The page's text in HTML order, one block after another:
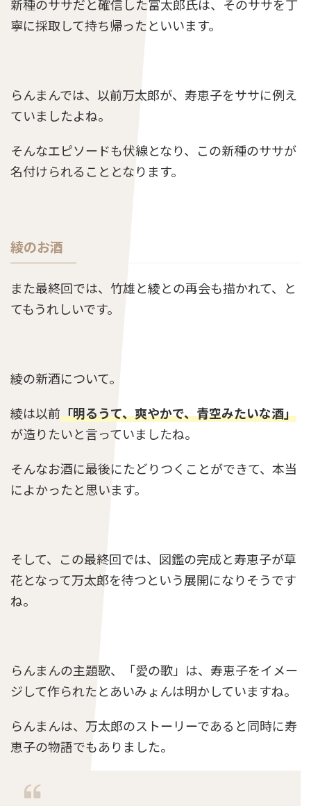
らんまん第90話のあらすじとネタバレ感想「悲
福原遥は声優もしていた！上手い？過去の作品
や評価の声まとめ
らんまん第115話のあらすじとネタバレ感想「待
京には帰らんき」
らんまん第5話のあらすじとネタバレ感想「母ヒ
サとの別れ」
大関和の史実と虎太郎・シマケン・横沢との関
係を考察
新種のササだと確信した富太郎氏は、そのササを丁
寧に採取して持ち帰ったといいます。
らんまんでは、以前万太郎が、寿恵子をササに例え
ていましたよね。
そんなエピソードも伏線となり、この新種のササが
名付けられることとなります。
綾のお酒
また最終回では、竹雄と綾との再会も描かれて、と
てもうれしいです。
綾の新酒について。
綾は以前「明るうて、爽やかで、青空みたいな酒」
が造りたいと言っていましたね。
そんなお酒に最後にたどりつくことができて、本当
によかったと思います。
そして、この最終回では、図鑑の完成と寿恵子が草
花となって万太郎を待つという展開になりそうです
ね。
らんまんの主題歌、「愛の歌」は、寿恵子をイメー
ジして作られたとあいみょんは明かしていますね。
らんまんは、万太郎のストーリーであると同時に寿
恵子の物語でもありました。